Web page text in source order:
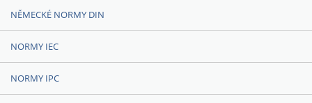
NĚMECKÉ NORMY DIN
NORMY IEC
NORMY IPC